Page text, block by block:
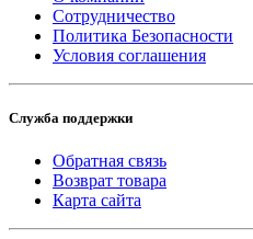
Сотрудничество
Политика Безопасности
Условия соглашения
Служба поддержки
Обратная связь
Возврат товара
Карта сайта